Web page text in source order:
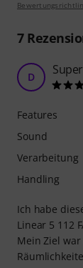
7
D
Ich habe
Linear 5 112
Mein Ziel
Features
Sound
Verarbeitung
Handling